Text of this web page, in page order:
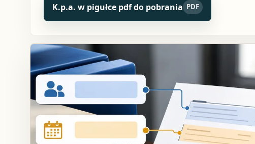
K.p.a. w pigułce pdf do pobrania PDF